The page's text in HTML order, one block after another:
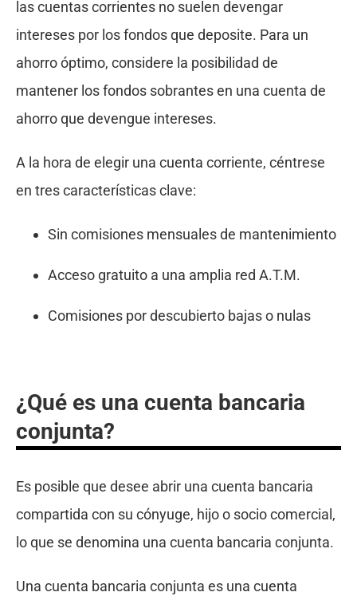
las cuentas corrientes no suelen devengar
intereses por los fondos que deposite. Para un
ahorro óptimo, considere la posibilidad de
mantener los fondos sobrantes en una cuenta de
ahorro que devengue intereses.
A la hora de elegir una cuenta corriente, céntrese
en tres características clave:
Sin comisiones mensuales de mantenimiento
Acceso gratuito a una amplia red A.T.M.
Comisiones por descubierto bajas o nulas
¿Qué es una cuenta bancaria
conjunta?
Es posible que desee abrir una cuenta bancaria
compartida con su cónyuge, hijo o socio comercial,
lo que se denomina una cuenta bancaria conjunta.
Una cuenta bancaria conjunta es una cuenta